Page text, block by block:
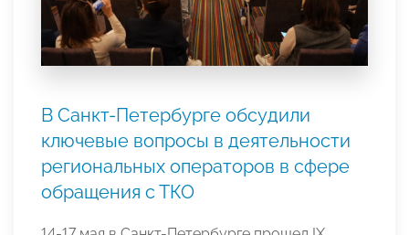
В Санкт-Петербурге обсудили
ключевые вопросы в деятельности
региональных операторов в сфере
обращения с ТКО